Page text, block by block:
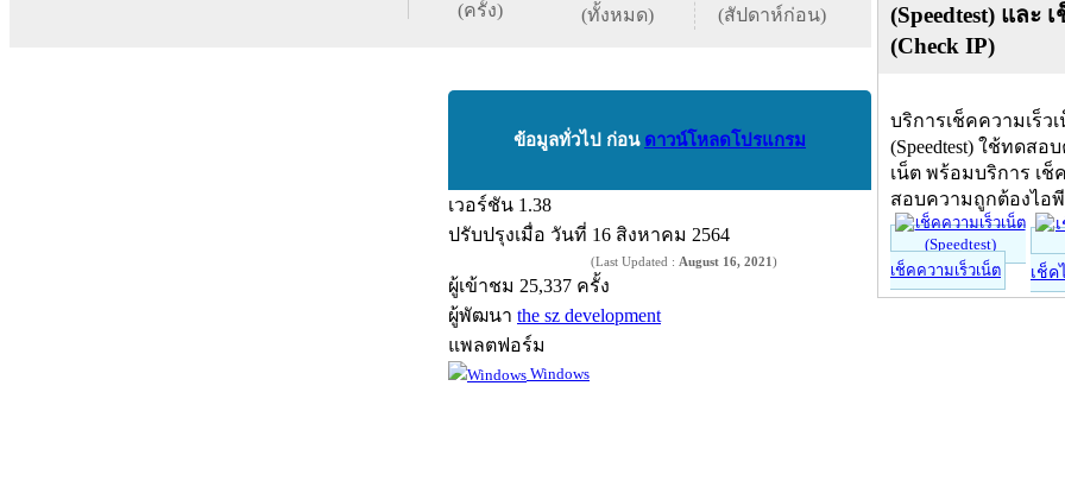
(ครั้ง) (ทั้งหมด) (สัปดาห์ก่อน)
ข้อมูลทั่วไป ก่อน ดาวน์โหลดโปรแกรม
เวอร์ชัน 1.38
ปรับปรุงเมื่อ วันที่ 16 สิงหาคม 2564
(Last Updated : August 16, 2021)
ผู้เข้าชม 25,337 ครั้ง
ผู้พัฒนา the sz development
แพลตฟอร์ม
Windows
(Speedtest) และ
(Check IP)
บริการเช็คความเร็ว
(Speedtest) ใช้ทดสอ
เน็ต พร้อมบริการ เช็
สอบความถูกต้องไอ
เช็คความเร็วเน็ต เช็ค